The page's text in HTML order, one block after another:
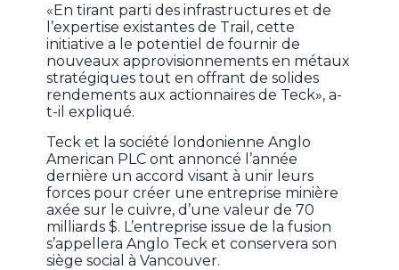
«En tirant parti des infrastructures et de
l’expertise existantes de Trail, cette
initiative a le potentiel de fournir de
nouveaux approvisionnements en métaux
stratégiques tout en offrant de solides
rendements aux actionnaires de Teck», a-
t-il expliqué.
Teck et la société londonienne Anglo
American PLC ont annoncé l’année
dernière un accord visant à unir leurs
forces pour créer une entreprise minière
axée sur le cuivre, d’une valeur de 70
milliards $. L’entreprise issue de la fusion
s’appellera Anglo Teck et conservera son
siège social à Vancouver.